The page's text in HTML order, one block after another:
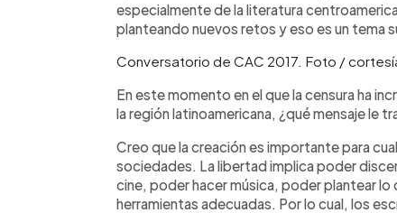
especialmente de la literatura
planteando nuevos retos y eso es un tema
Conversatorio de CAC 2017. Foto /
En este momento en el que la censura ha
la región latinoamericana, ¿qué mensaje le
Creo que la creación es importante para
sociedades. La libertad implica poder
cine, poder hacer música, poder plantear lo
herramientas adecuadas. Por lo cual, los